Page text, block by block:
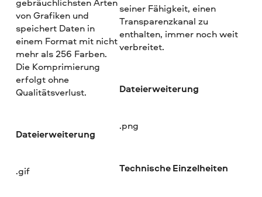
von Grafiken und
speichert Daten in
einem Format mit nicht
mehr als 256 Farben.
Die Komprimierung
erfolgt ohne
Qualitätsverlust.
Dateierweiterung
.gif
seiner Fähigkeit, einen
Transparenzkanal zu
enthalten, immer noch weit
verbreitet.
Dateierweiterung
.png
Technische Einzelheiten